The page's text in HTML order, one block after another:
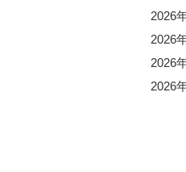
2026
2026
2026
2026